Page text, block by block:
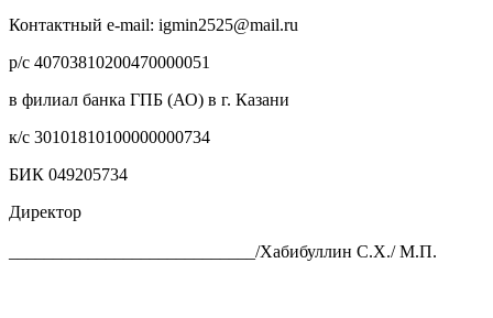
Контактный e-mail: igmin2525@mail.ru
р/с 40703810200470000051
в филиал банка ГПБ (АО) в г. Казани
к/с 30101810100000000734
БИК 049205734
Директор
____________________________/Хабибуллин С.Х./ М.П.